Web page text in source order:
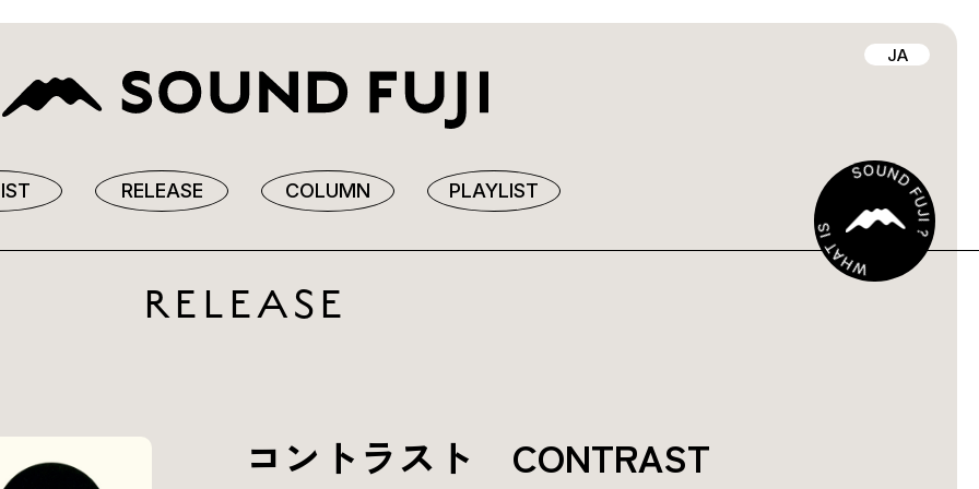
RELEASE COLUMN PLAYLIST
JA
RELEASE
コントラスト CONTRAST